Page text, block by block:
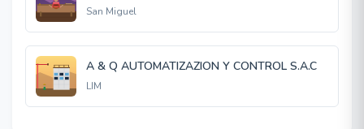
San Miguel
A & Q AUTOMATIZAZION Y CONTROL S.A.C
LIM